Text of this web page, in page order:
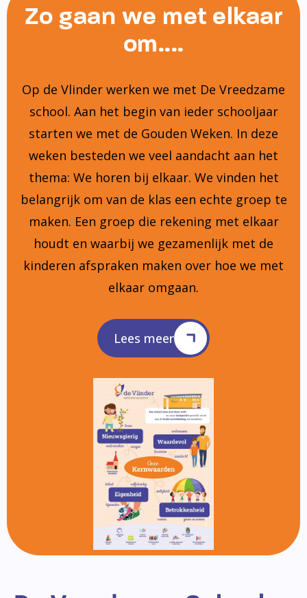
Zo gaan we met elkaar
om....
Op de Vlinder werken we met De Vreedzame
school. Aan het begin van ieder schooljaar
starten we met de Gouden Weken. In deze
weken besteden we veel aandacht aan het
thema: We horen bij elkaar. We vinden het
belangrijk om van de klas een echte groep te
maken. Een groep die rekening met elkaar
houdt en waarbij we gezamenlijk met de
kinderen afspraken maken over hoe we met
elkaar omgaan.
Lees meer